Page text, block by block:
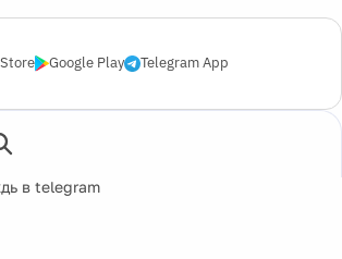
Google Play Telegram App